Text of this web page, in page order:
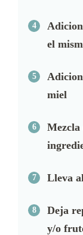
el
miel
Mezcla
Lleva
Deja
y/o